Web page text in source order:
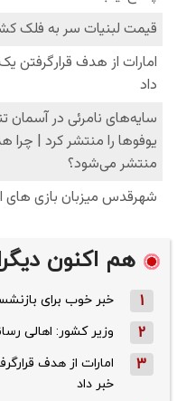
هم اکنون
1 خبر خوب برای
2 وزیر کشور: اهالی
3
امارات از هدف
خبر داد